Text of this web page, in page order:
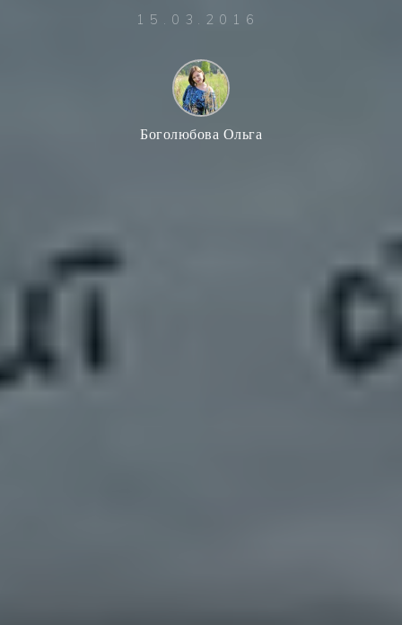
15.03.2016
Боголюбова Ольга